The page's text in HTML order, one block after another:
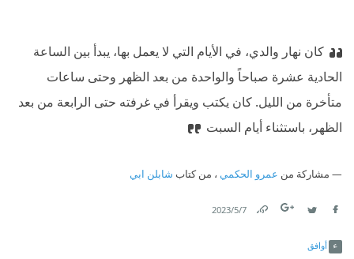
كان نهار والدي، في الأيام التي لا يعمل بها، يبدأ بين الساعة
الحادية عشرة صباحاً والواحدة من بعد الظهر وحتى ساعات
متأخرة من الليل. كان يكتب ويقرأ في غرفته حتى الرابعة من بعد
الظهر، باستثناء أيام السبت
مشاركة من عمرو الحكمي ، من كتاب شابلن ابي
7‏/5‏/2023
أوافق